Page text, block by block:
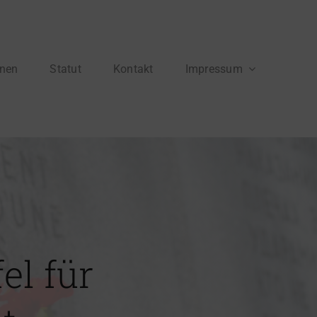
Statut Kontakt Impressum
für